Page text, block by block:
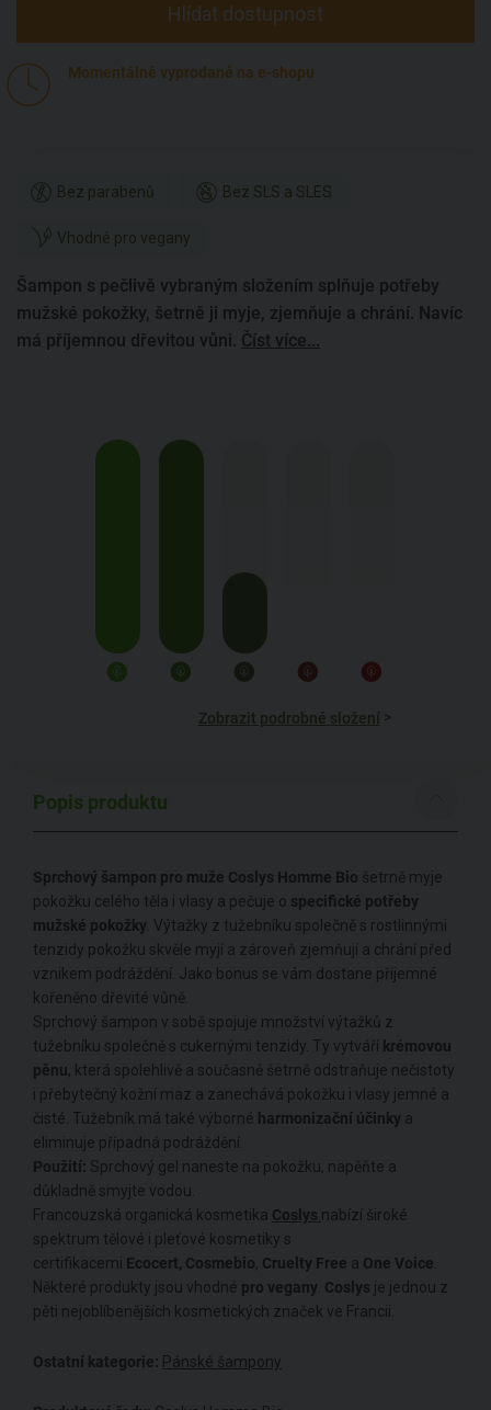
Hlídat dostupnost
Momentálně vyprodané na e-shopu
Bez parabenů Bez SLS a SLES
Vhodné pro vegany
Šampon s pečlivě vybraným složením splňuje potřeby
mužské pokožky, šetrně ji myje, zjemňuje a chrání. Navíc
má příjemnou dřevitou vůni. Číst více...
Zobrazit podrobné složení >
Popis produktu
Sprchový šampon pro muže Coslys Homme Bio šetrně myje
pokožku celého těla i vlasy a pečuje o specifické potřeby
mužské pokožky . Výtažky z tužebníku společně s rostlinnými
tenzidy pokožku skvěle myjí a zároveň zjemňují a chrání před
vznikem podráždění. Jako bonus se vám dostane příjemné
kořeněno dřevité vůně.
Sprchový šampon v sobě spojuje množství výtažků z
tužebníku společně s cukernými tenzidy. Ty vytváří krémovou
pěnu, která spolehlivě a současně šetrně odstraňuje nečistoty
i přebytečný kožní maz a zanechává pokožku i vlasy jemné a
čisté. Tužebník má také výborné harmonizační účinky a
eliminuje případná podráždění.
Použití: Sprchový gel naneste na pokožku, napěňte a
důkladně smyjte vodou.
Francouzská organická kosmetika Coslys nabízí široké
spektrum tělové i pleťové kosmetiky s
certifikacemi Ecocert, Cosmebio, Cruelty Free a One Voice
Některé produkty jsou vhodné pro vegany Coslys je jednou z
pěti nejoblíbenějších kosmetických značek ve Francii.
Ostatní kategorie: Pánské šampony